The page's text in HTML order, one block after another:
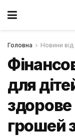
Головна Новини
для
грошей